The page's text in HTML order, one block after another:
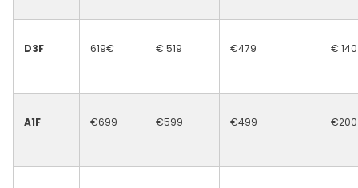
D3F 619€ € 519 €479 € 140
A1F €699 €599 €499 €200